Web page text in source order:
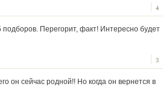
4
подборов. Перегорит, факт! Интересно будет
3
он сейчас родной!! Но когда он вернется в